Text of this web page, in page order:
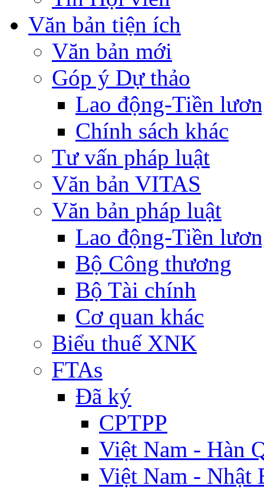
Văn bản tiện ích
Văn bản mới
Góp ý Dự thảo
Lao động-Tiền
Chính sách khác
Tư vấn pháp luật
Văn bản VITAS
Văn bản pháp luật
Lao động-Tiền
Bộ Công thương
Bộ Tài chính
Cơ quan khác
Biểu thuế XNK
FTAs
Đã ký
CPTPP
Việt Nam - Hàn
Việt Nam - Nhật